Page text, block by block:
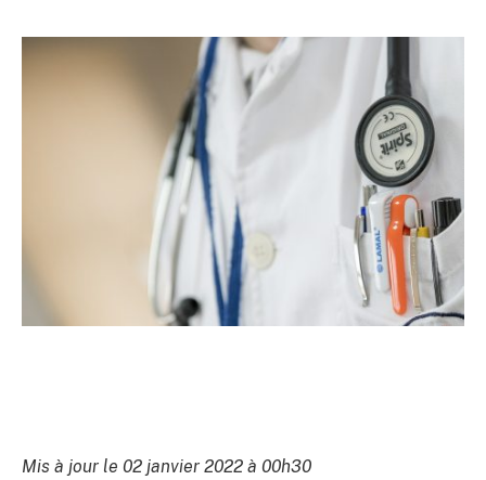
Mis à jour le 02 janvier 2022 à 00h30